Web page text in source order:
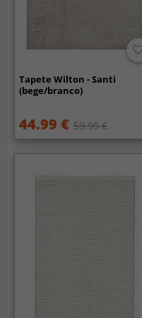
Tapete Wilton - Santi
(bege/branco)
44.99 € 59.99 €